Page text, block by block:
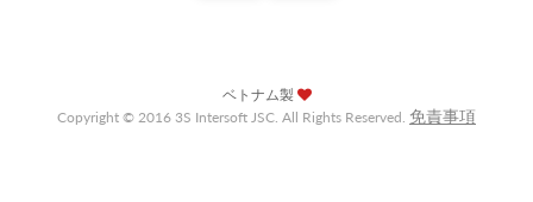
ベトナム製
Copyright © 2016 3S Intersoft JSC. All Rights Reserved. 免責事項